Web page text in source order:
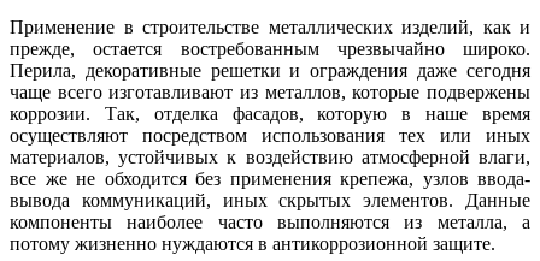
Применение в строительстве металлических изделий, как и
прежде, остается востребованным чрезвычайно широко.
Перила, декоративные решетки и ограждения даже сегодня
чаще всего изготавливают из металлов, которые подвержены
коррозии. Так, отделка фасадов, которую в наше время
осуществляют посредством использования тех или иных
материалов, устойчивых к воздействию атмосферной влаги,
все же не обходится без применения крепежа, узлов ввода-
вывода коммуникаций, иных скрытых элементов. Данные
компоненты наиболее часто выполняются из металла, а
потому жизненно нуждаются в антикоррозионной защите.